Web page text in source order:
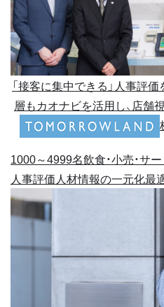
「接客に集中できる」人事評
層もカオナビを活用し、店舗
1000～4999名飲食・小売・サ
人事評価人材情報の一元化最